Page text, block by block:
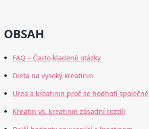
OBSAH
FAQ – Často kladené otázky
Dieta na vysoký kreatinin
Urea a kreatinin proč se hodnotí společně
Kreatin vs. kreatinin zásadní rozdíl